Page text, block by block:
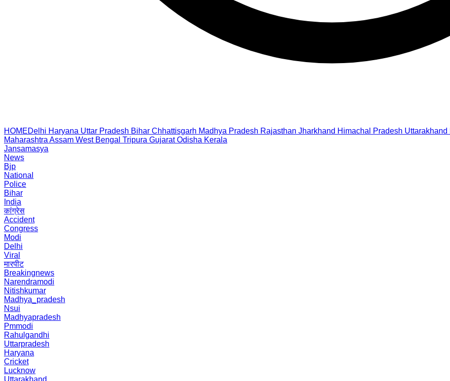
HOMEDelhi Haryana Uttar Pradesh Bihar Chhattisgarh Madhya Pradesh Rajasthan Jharkhand Himachal Pradesh Uttarakhand
Maharashtra Assam West Bengal Tripura Gujarat Odisha Kerala
Jansamasya
News
Bjp
National
Police
Bihar
India
कांग्रेस
Accident
Congress
Modi
Delhi
Viral
मारपीट
Breakingnews
Narendramodi
Nitishkumar
Madhya_pradesh
Nsui
Madhyapradesh
Pmmodi
Rahulgandhi
Uttarpradesh
Haryana
Cricket
Lucknow
Uttarakhand